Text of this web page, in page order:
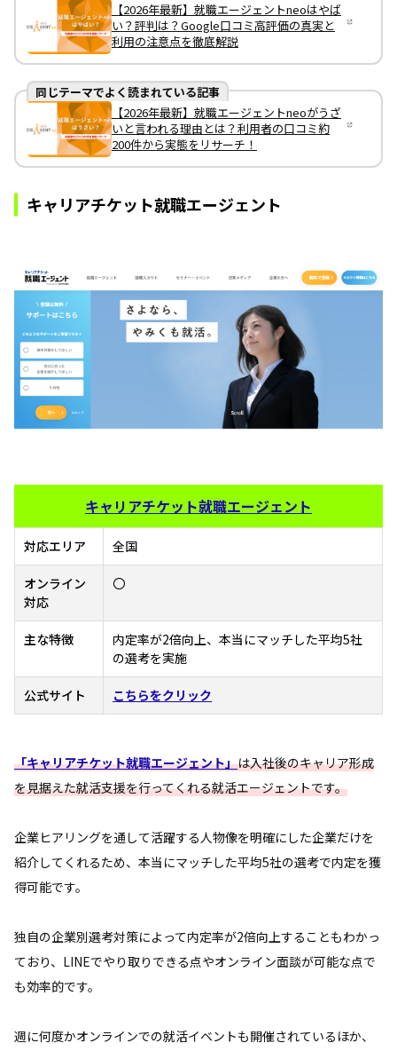
【2026年最新】就職エージェントneoはやば
い？評判は？Google口コミ高評価の真実と
利用の注意点を徹底解説
同じテーマでよく読まれている記事
【2026年最新】就職エージェントneoがうざ
いと言われる理由とは？利用者の口コミ約
200件から実態をリサーチ！
キャリアチケット就職エージェント
キャリアチケット就職エージェント
対応エリア 全国
オンライン
対応
〇
主な特徴
内定率が2倍向上、本当にマッチした平均5社
の選考を実施
公式サイト こちらをクリック
「キャリアチケット就職エージェント」は入社後のキャリア形成
を見据えた就活支援を行ってくれる就活エージェントです。
企業ヒアリングを通して活躍する人物像を明確にした企業だけを
紹介してくれるため、本当にマッチした平均5社の選考で内定を獲
得可能です。
独自の企業別選考対策によって内定率が2倍向上することもわかっ
ており、LINEでやり取りできる点やオンライン面談が可能な点で
も効率的です。
週に何度かオンラインでの就活イベントも開催されているほか、